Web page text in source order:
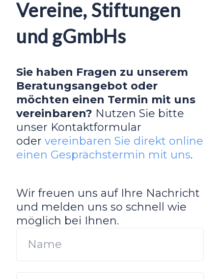
Vereine, Stiftungen
und gGmbHs
Sie haben Fragen zu unserem
Beratungsangebot oder
möchten einen Termin mit uns
vereinbaren? Nutzen Sie bitte
unser Kontaktformular
oder vereinbaren Sie direkt online
einen Gesprächstermin mit uns.
Wir freuen uns auf Ihre Nachricht
und melden uns so schnell wie
möglich bei Ihnen.